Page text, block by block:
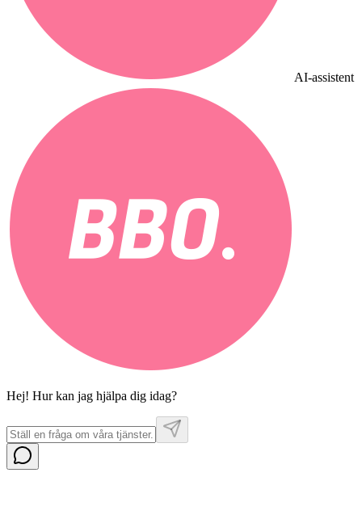
AI-assistent
Hej! Hur kan jag hjälpa dig idag?